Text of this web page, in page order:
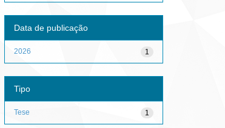
Data de publicação
1
2026
Tipo
1
Tese